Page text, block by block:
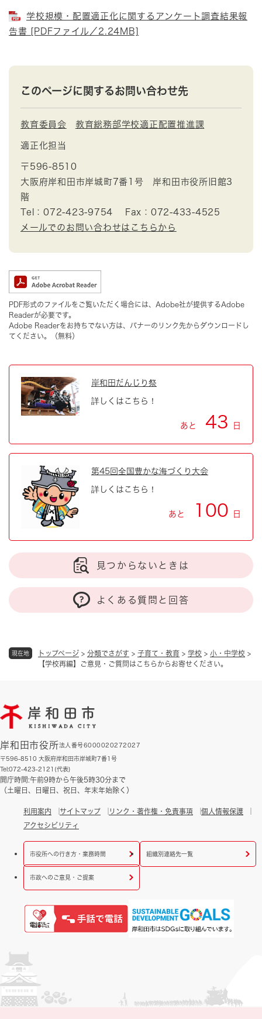
現在地 トップページ > 分類でさがす > 子育て・教育 > 学校 > 小・中学校 >
【学校再編】ご意見・ご質問はこちらからお寄せください。
学校規模・配置適正化に関するアンケート調査結果報
告書 [PDFファイル／2.24MB]
このページに関するお問い合わせ先
教育委員会 教育総務部学校適正配置推進課
適正化担当
〒596-8510
大阪府岸和田市岸城町7番1号 岸和田市役所旧館3
階
Tel：072-423-9754
Fax：072-433-4525
メールでのお問い合わせはこちらから
PDF形式のファイルをご覧いただく場合には、Adobe社が提供するAdobe
Readerが必要です。
Adobe Readerをお持ちでない方は、バナーのリンク先からダウンロードし
てください。（無料）
岸和田だんじり祭
詳しくはこちら！
あと 43 日
第45回全国豊かな海づくり大会
詳しくはこちら！
あと 100 日
見つからないときは
よくある質問と回答
岸和田市役所法人番号6000020272027
〒596-8510 大阪府岸和田市岸城町7番1号
Tel:072-423-2121(代表)
開庁時間:午前9時から午後5時30分まで
（土曜日、日曜日、祝日、年末年始除く）
利用案内 サイトマップ リンク・著作権・免責事項
個人情報保護
アクセシビリティ
市役所への行き方・業務時間 組織別連絡先一覧
市政へのご意見・ご提案